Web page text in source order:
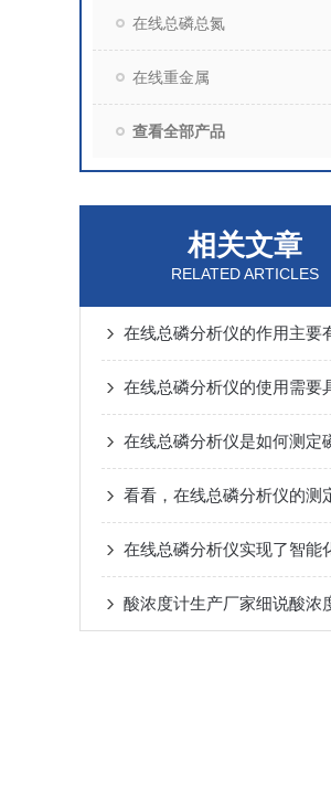
在线总磷总氮
在线重金属
查看全部产品
相关文章
RELATED ARTICLES